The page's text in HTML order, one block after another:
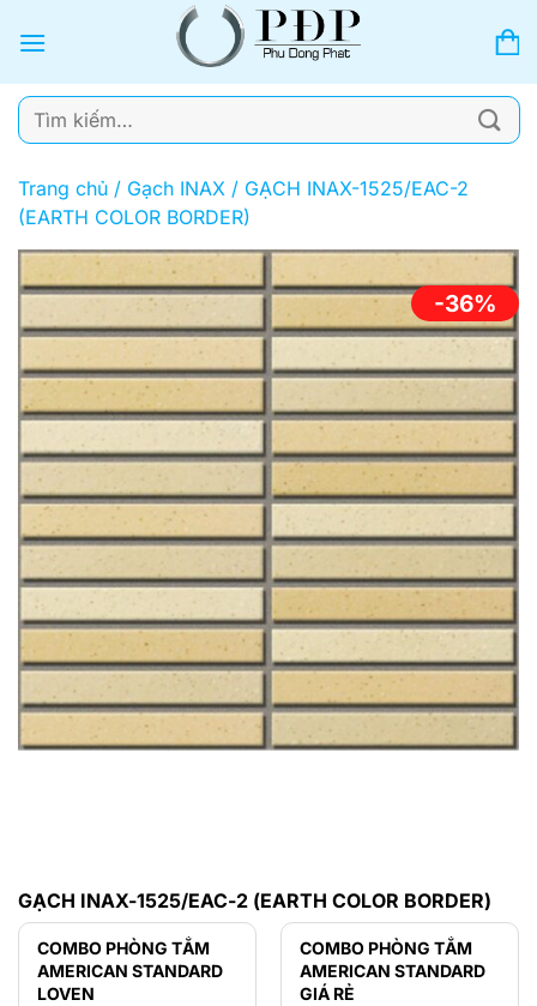
qua
dung
Tìm
kiếm:
Trang chủ / Gạch INAX / GẠCH INAX-1525/EAC-2
(EARTH COLOR BORDER)
-36%
GẠCH INAX-1525/EAC-2 (EARTH COLOR BORDER)
COMBO PHÒNG TẮM
AMERICAN STANDARD
LOVEN
COMBO PHÒNG TẮM
AMERICAN STANDARD
GIÁ RẺ